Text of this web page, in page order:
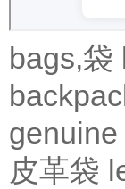
bags,袋
genuine
皮革袋